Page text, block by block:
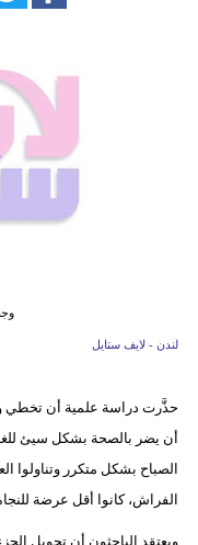
لندن - لايف ستايل
حذَّرت دراسة علمية أن تخطي
أن يضر بالصحة بشكل سيئ
الصباح بشكل متكرر وتناولوا
الفراش، كانوا أقل عرضة
ويعتقد الباحثون أن تحويل